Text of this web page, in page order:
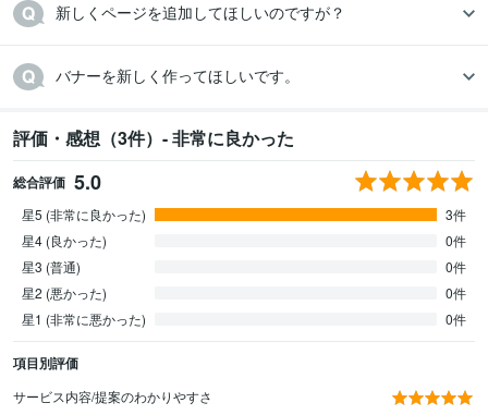
新しくページを追加してほしいのですが？
バナーを新しく作ってほしいです。
評価・感想（3件）- 非常に良かった
総合評価 5.0
星5 (非常に良かった)
3件
星4 (良かった)
0件
星3 (普通)
0件
星2 (悪かった)
0件
星1 (非常に悪かった)
0件
項目別評価
サービス内容/提案のわかりやすさ